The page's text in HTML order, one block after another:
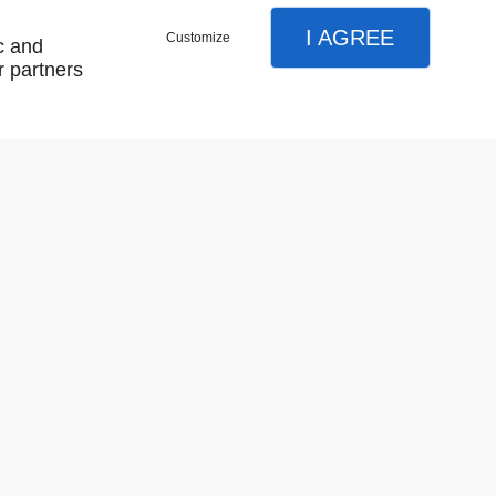
and
partners
Customize I AGREE